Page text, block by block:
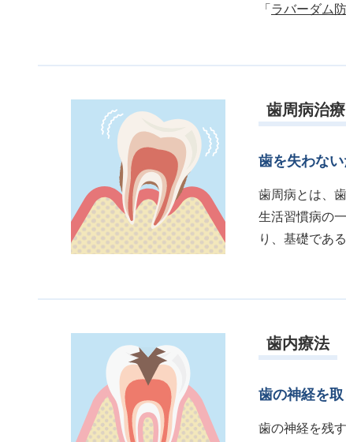
「ラバーダム
歯周病治療
歯を失わな
歯周病とは、
生活習慣病の
り、基礎であ
歯内療法
歯の神経を
歯の神経を残